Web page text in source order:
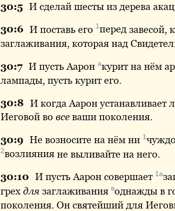
30:5 И сделай шесты из дерева
30:6 И поставь его 1перед завесой,
заглаживания, которая над
30:7 И пусть Аарон акуритна нём
лампады, пусть курит его.
30:8 И когда Аарон устанавливает
Иеговой во все ваши поколения.
30:9 Не возносите на нём ни 1
2возлияния не выливайте на него.
30:10 И пусть Аарон совершает 1а
грех для заглаживания воднажды в
поколения. Он святейший для